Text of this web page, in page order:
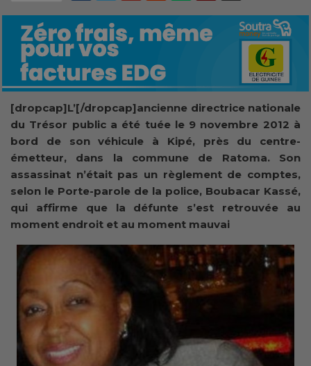
[dropcap]L’[/dropcap]ancienne directrice nationale
du Trésor public a été tuée le 9 novembre 2012 à
bord de son véhicule à Kipé, près du centre-
émetteur, dans la commune de Ratoma. Son
assassinat n’était pas un règlement de comptes,
selon le Porte-parole de la police, Boubacar Kassé,
qui affirme que la défunte s’est retrouvée au
moment endroit et au moment mauvai